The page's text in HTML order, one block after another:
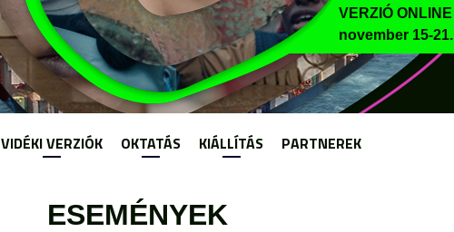
VERZIÓ ONLINE
november 15-21.
ESEMÉNYEK
VIDÉKI VERZIÓK OKTATÁS KIÁLLÍTÁS PARTNEREK